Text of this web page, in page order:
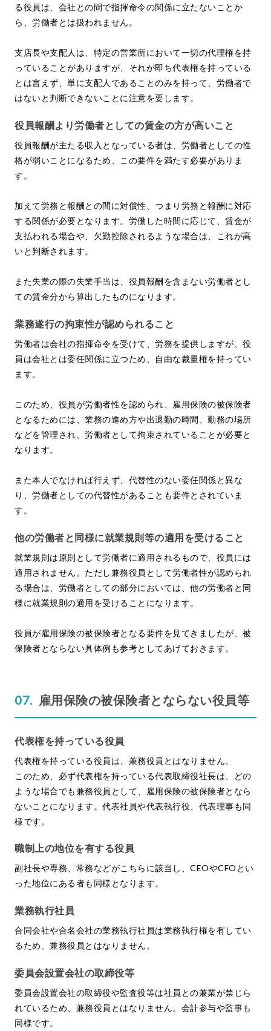
る役員は、会社との間で指揮命令の関係に立たないことか
ら、労働者とは扱われません。
支店長や支配人は、特定の営業所において一切の代理権を持
っていることがありますが、それが即ち代表権を持っている
とは言えず、単に支配人であることのみを持って、労働者で
はないと判断できないことに注意を要します。
役員報酬より労働者としての賃金の方が高いこと
役員報酬が主たる収入となっている者は、労働者としての性
格が弱いことになるため、この要件を満たす必要がありま
す。
加えて労務と報酬との間に対償性、つまり労務と報酬に対応
する関係が必要となります。労働した時間に応じて、賃金が
支払われる場合や、欠勤控除されるような場合は、これが高
いと判断されます。
また失業の際の失業手当は、役員報酬を含まない労働者とし
ての賃金分から算出したものになります。
業務遂行の拘束性が認められること
労働者は会社の指揮命令を受けて、労務を提供しますが、役
員は会社とは委任関係に立つため、自由な裁量権を持ってい
ます。
このため、役員が労働者性を認められ、雇用保険の被保険者
となるためには、業務の進め方や出退勤の時間、勤務の場所
などを管理され、労働者として拘束されていることが必要と
なります。
また本人でなければ行えず、代替性のない委任関係と異な
り、労働者としての代替性があることも要件とされていま
す。
他の労働者と同様に就業規則等の適用を受けること
就業規則は原則として労働者に適用されるもので、役員には
適用されません。ただし兼務役員として労働者性が認められ
る場合は、労働者としての部分においては、他の労働者と同
様に就業規則の適用を受けることになります。
役員が雇用保険の被保険者となる要件を見てきましたが、被
保険者とならない具体例も参考としてあげておきます。
雇用保険の被保険者とならない役員等
代表権を持っている役員
代表権を持っている役員は、兼務役員とはなりません。
このため、必ず代表権を持っている代表取締役社長は、どの
ような場合でも兼務役員として、雇用保険の被保険者となら
ないことになります。代表社員や代表執行役、代表理事も同
様です。
職制上の地位を有する役員
副社長や専務、常務などがこちらに該当し、CEOやCFOとい
った地位にある者も同様となります。
業務執行社員
合同会社や合名会社の業務執行社員は業務執行権を有してい
るため、兼務役員とはなりません。
委員会設置会社の取締役等
委員会設置会社の取締役や監査役等は社員との兼業が禁じら
れているため、兼務役員とはなりません。会計参与や監事も
同様です。